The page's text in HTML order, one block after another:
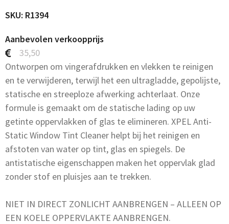
SKU: R1394
Aanbevolen verkoopprijs
35,50
Ontworpen om vingerafdrukken en vlekken te reinigen
en te verwijderen, terwijl het een ultragladde, gepolijste,
statische en streeploze afwerking achterlaat. Onze
formule is gemaakt om de statische lading op uw
getinte oppervlakken of glas te elimineren. XPEL Anti-
Static Window Tint Cleaner helpt bij het reinigen en
afstoten van water op tint, glas en spiegels. De
antistatische eigenschappen maken het oppervlak glad
zonder stof en pluisjes aan te trekken.
NIET IN DIRECT ZONLICHT AANBRENGEN – ALLEEN OP
EEN KOELE OPPERVLAKTE AANBRENGEN.